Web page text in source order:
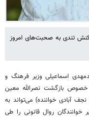
تندی به صحبت‌های امروز
اسماعیلی وزیر فرهنگ و
خصوص بازگشت نصرالله معین
آبادی خواننده) می‌تواند به
خوانندگان روال قانونی را طی